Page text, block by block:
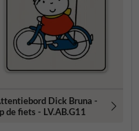
Dick Bruna -
de fiets - LV.AB.G11